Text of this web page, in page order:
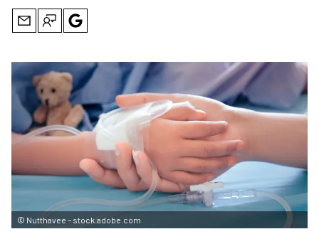
© Nutthavee – stock.adobe.com